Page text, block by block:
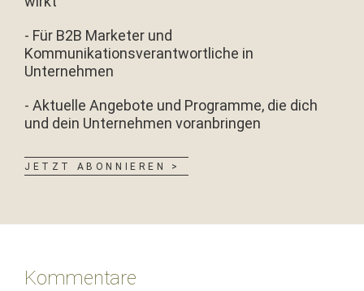
- Für B2B Marketer und
Kommunikationsverantwortliche in
Unternehmen
- Aktuelle Angebote und Programme, die dich
und dein Unternehmen voranbringen
JETZT ABONNIEREN >
Interaktionen
Kommentare